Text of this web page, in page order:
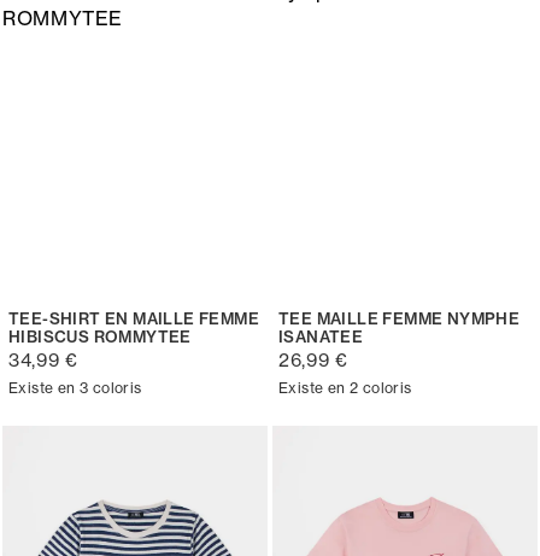
TEE-SHIRT EN MAILLE FEMME
HIBISCUS ROMMYTEE
34,99 €
Existe en 3 coloris
TEE MAILLE FEMME NYMPHE
ISANATEE
26,99 €
Existe en 2 coloris